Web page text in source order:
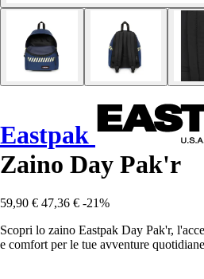
Eastpak
Zaino Day Pak'r
59,90 € 47,36 € -21%
Scopri lo zaino Eastpak Day Pak'r,
e comfort per le tue avventure